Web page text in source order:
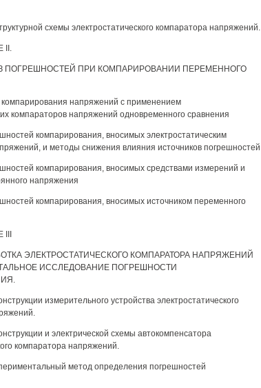
схемы электростатического компаратора напряжений.
II.
ПОГРЕШНОСТЕЙ ПРИ КОМПАРИРОВАНИИ ПЕРЕМЕННОГО
напряжений с применением
компараторов напряжений одновременного сравнения
компарирования, вносимых электростатическим
и методы снижения влияния источников погрешностей
компарирования, вносимых средствами измерений и
напряжения
компарирования, вносимых источником переменного
ЭЛЕКТРОСТАТИЧЕСКОГО КОМПАРАТОРА НАПРЯЖЕНИЙ
ИССЛЕДОВАНИЕ ПОГРЕШНОСТИ
измерительного устройства электростатического
и электрической схемы автокомпенсатора
компаратора напряжений.
метод определения погрешностей